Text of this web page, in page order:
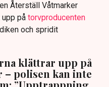
Återställ Våtmarker
på torvproducenten
och spridit
klättrar upp på
– polisen kan inte